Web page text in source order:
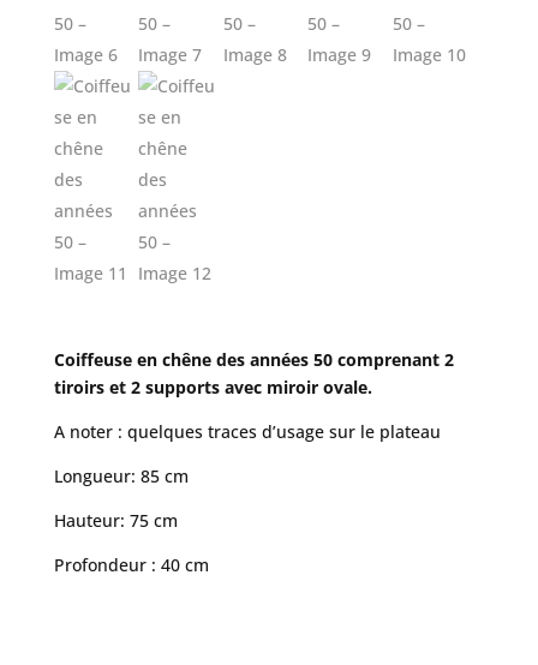
Coiffeuse en chêne des années 50 comprenant 2
tiroirs et 2 supports avec miroir ovale.
A noter : quelques traces d’usage sur le plateau
Longueur: 85 cm
Hauteur: 75 cm
Profondeur : 40 cm